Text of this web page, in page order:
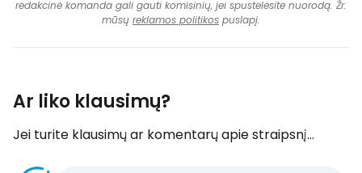
redakcinė komanda gali gauti komisinių, jei spustelėsite nuorodą. Žr.
mūsų reklamos politikos puslapį.
Ar liko klausimų?
Jei turite klausimų ar komentarų apie straipsnį...